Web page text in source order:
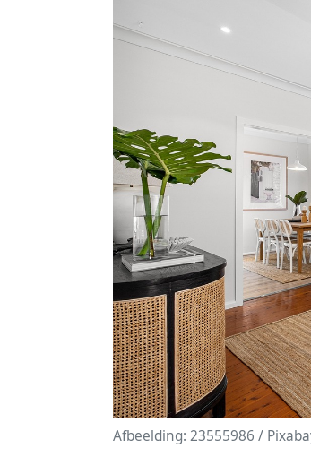
Afbeelding: 23555986 /